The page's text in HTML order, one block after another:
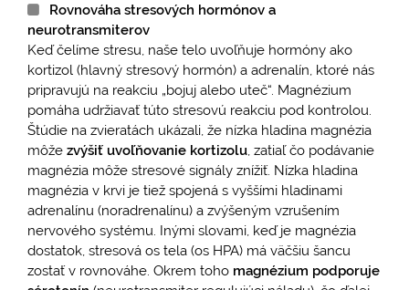
Rovnováha stresových hormónov a
neurotransmiterov
Keď čelíme stresu, naše telo uvoľňuje hormóny ako
kortizol (hlavný stresový hormón) a adrenalín, ktoré nás
pripravujú na reakciu „bojuj alebo uteč“. Magnézium
pomáha udržiavať túto stresovú reakciu pod kontrolou.
Štúdie na zvieratách ukázali, že nízka hladina magnézia
môže zvýšiť uvoľňovanie kortizolu, zatiaľ čo podávanie
magnézia môže stresové signály znížiť. Nízka hladina
magnézia v krvi je tiež spojená s vyššími hladinami
adrenalínu (noradrenalínu) a zvýšeným vzrušením
nervového systému. Inými slovami, keď je magnézia
dostatok, stresová os tela (os HPA) má väčšiu šancu
zostať v rovnováhe. Okrem toho magnézium podporuje